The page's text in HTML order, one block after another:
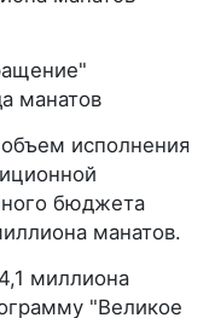
манатов
исполнения
бюджета
манатов.
миллиона
"Великое